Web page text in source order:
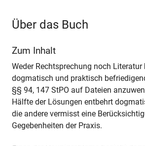
Über das Buch
Zum Inhalt
Weder Rechtsprechung noch Literatur
dogmatisch und praktisch
§§ 94, 147 StPO auf Dateien
Hälfte der Lösungen entbehrt
die andere vermisst eine
Gegebenheiten der Praxis.